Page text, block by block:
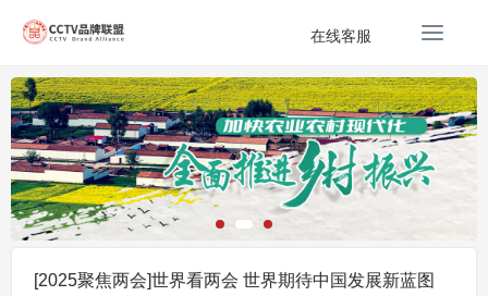
T
g
g
l
i
g
在线客服
[2025聚焦两会]世界看两会 世界期待中国发展新蓝图